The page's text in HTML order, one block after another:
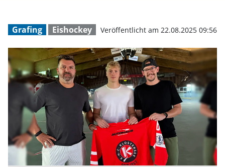
Grafing Eishockey Veröffentlicht am 22.08.2025 09:56